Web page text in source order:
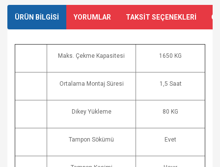
ÜRÜN BİLGİSİ YORUMLAR TAKSİT SEÇENEKLERİ
Maks. Çekme Kapasitesi 1650 KG
Ortalama Montaj Süresi 1,5 Saat
Dikey Yükleme 80 KG
Tampon Sökümü Evet